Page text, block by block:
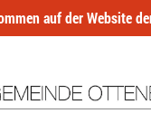
auf der Website